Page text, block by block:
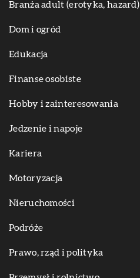
Branża adult (erotyka, hazard)
Dom i ogród
Edukacja
Finanse osobiste
Hobby i zainteresowania
Jedzenie i napoje
Kariera
Motoryzacja
Nieruchomości
Podróże
Prawo, rząd i polityka